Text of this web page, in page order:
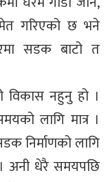
गरिएको छ भने
सडक बाटो त
विकास नहुनु हो ।
लागि मात्र ।
निर्माणको लागि
अनी धेरै समयपछि